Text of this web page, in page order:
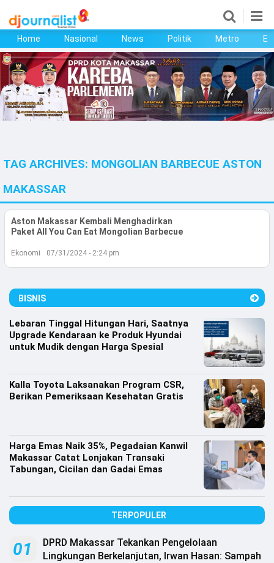
Home
Nasional
News
Metro
Ekonomi
Bisnis
Kesehatan
Olahraga
Bola
Copyright
Djournalist.com
.
Home Nasional News Politik Metro
TAG ARCHIVES: MONGOLIAN BARBECUE ASTON
MAKASSAR
Aston Makassar Kembali Menghadirkan
Paket All You Can Eat Mongolian Barbecue
Ekonomi 07/31/2024 - 2:24 pm
BISNIS
Lebaran Tinggal Hitungan Hari, Saatnya
Upgrade Kendaraan ke Produk Hyundai
untuk Mudik dengan Harga Spesial
Kalla Toyota Laksanakan Program CSR,
Berikan Pemeriksaan Kesehatan Gratis
Harga Emas Naik 35%, Pegadaian Kanwil
Makassar Catat Lonjakan Transaki
Tabungan, Cicilan dan Gadai Emas
TERPOPULER
01
DPRD Makassar Tekankan Pengelolaan
Lingkungan Berkelanjutan, Irwan Hasan: Sampah